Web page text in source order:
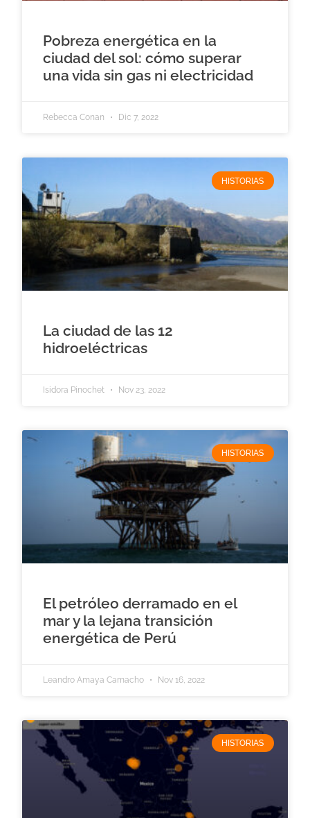
Pobreza energética en la
ciudad del sol: cómo superar
una vida sin gas ni electricidad
Rebecca Conan Dic 7, 2022
HISTORIAS
La ciudad de las 12
hidroeléctricas
Isidora Pinochet Nov 23, 2022
HISTORIAS
El petróleo derramado en el
mar y la lejana transición
energética de Perú
Leandro Amaya Camacho Nov 16, 2022
HISTORIAS